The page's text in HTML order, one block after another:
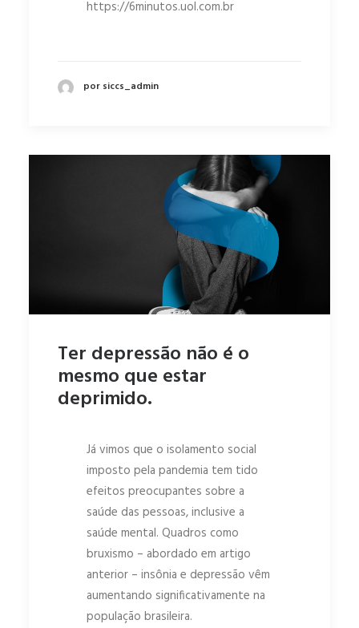
https://6minutos.uol.com.br
por siccs_admin
Ter depressão não é o
mesmo que estar
deprimido.
Já vimos que o isolamento social
imposto pela pandemia tem tido
efeitos preocupantes sobre a
saúde das pessoas, inclusive a
saúde mental. Quadros como
bruxismo – abordado em artigo
anterior – insônia e depressão vêm
aumentando significativamente na
população brasileira.